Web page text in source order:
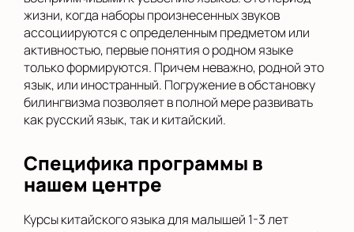
жизни, когда наборы произнесенных звуков
ассоциируются с определенным предметом или
активностью, первые понятия о родном языке
только формируются. Причем неважно, родной это
язык, или иностранный. Погружение в обстановку
билингвизма позволяет в полной мере развивать
как русский язык, так и китайский.
Специфика программы в
нашем центре
Курсы китайского языка для малышей 1-3 лет